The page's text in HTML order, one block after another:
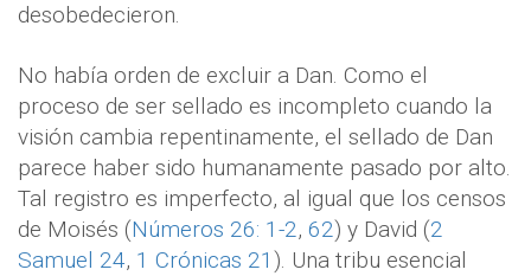
desobedecieron.
No había orden de excluir a Dan. Como el
proceso de ser sellado es incompleto cuando la
visión cambia repentinamente, el sellado de Dan
parece haber sido humanamente pasado por alto.
Tal registro es imperfecto, al igual que los censos
de Moisés (Números 26: 1-2, 62) y David (2
Samuel 24, 1 Crónicas 21 ). Una tribu esencial